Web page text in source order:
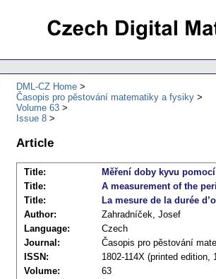
DML-CZ Home
Časopis pro pěstování matematiky a fysiky
Volume 63
Issue 8
Article
Title:
Měření doby kyvu
Title:
A measurement of the
Title:
La mesure de la durée
Author:
Zahradníček, Josef
Language:
Czech
Journal:
Časopis pro pěstování
ISSN:
1802-114X (printed edition,
Volume:
63